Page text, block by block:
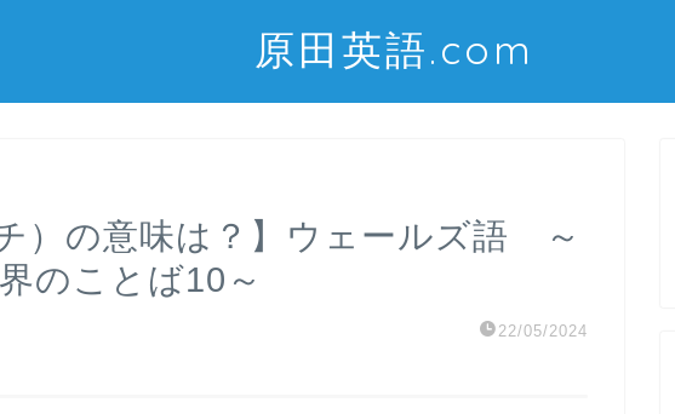
原田英語.com
）の意味は？】ウェールズ語 ～
のことば10～
22/05/2024